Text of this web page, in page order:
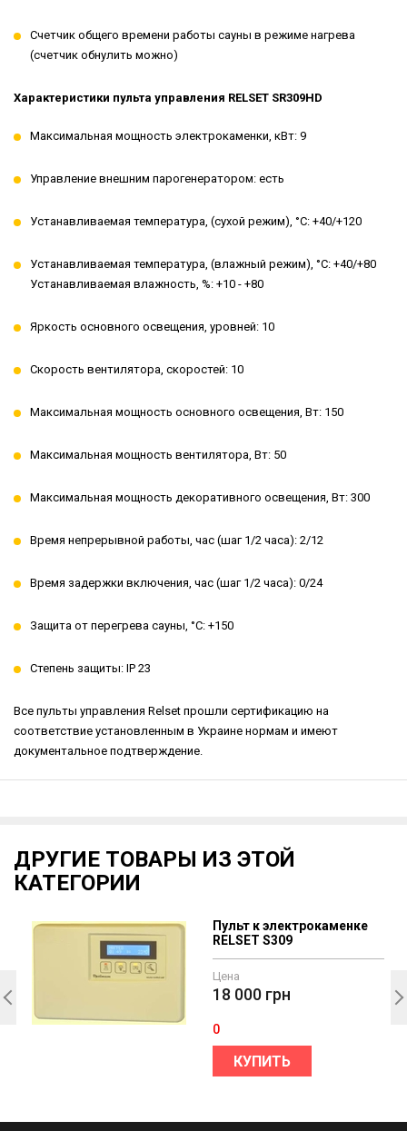
Счетчик общего времени работы сауны в режиме нагрева
(счетчик обнулить можно)
Характеристики пульта управления RELSET SR309HD
Максимальная мощность электрокаменки, кВт: 9
Управление внешним парогенератором: есть
Устанавливаемая температура, (сухой режим), °С: +40/+120
Устанавливаемая температура, (влажный режим), °С: +40/+80
Устанавливаемая влажность, %: +10 - +80
Яркость основного освещения, уровней: 10
Скорость вентилятора, скоростей: 10
Максимальная мощность основного освещения, Вт: 150
Максимальная мощность вентилятора, Вт: 50
Максимальная мощность декоративного освещения, Вт: 300
Время непрерывной работы, час (шаг 1/2 часа): 2/12
Время задержки включения, час (шаг 1/2 часа): 0/24
Защита от перегрева сауны, °C: +150
Степень защиты: IP 23
Все пульты управления Relset прошли сертификацию на
соответствие установленным в Украине нормам и имеют
документальное подтверждение.
ДРУГИЕ ТОВАРЫ ИЗ ЭТОЙ
КАТЕГОРИИ
Пульт к электрокаменке
RELSET S309
Цена
18 000 грн
0
КУПИТЬ